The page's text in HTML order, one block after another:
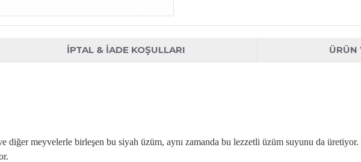
İPTAL & İADE KOŞULLARI ÜRÜN
diğer meyvelerle birleşen bu siyah üzüm, aynı zamanda bu lezzetli üzüm suyunu da